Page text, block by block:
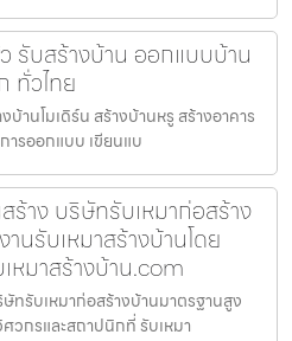
รับสร้างบ้าน ออกแบบบ้าน
ทั่วไทย
านโมเดิร์น สร้างบ้านหรู สร้างอาคาร
ารออกแบบ เขียนแบ
ร้าง บริษัทรับเหมาก่อสร้าง
นรับเหมาสร้างบ้านโดย
หมาสร้างบ้าน.com
ทรับเหมาก่อสร้างบ้านมาตรฐานสูง
วกรและสถาปนิกที่ รับเหมา